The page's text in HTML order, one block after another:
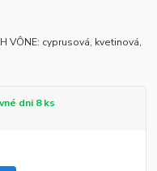
VÔNE: cyprusová, kvetinová,
dni 8 ks